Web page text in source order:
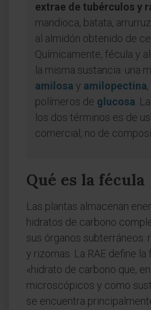
extrae de tubérculos y
mandioca, batata,
al almidón obtenido de
Químicamente, fécula y
la misma sustancia: una
amilosa y amilopectina
polímeros de glucosa .
los dos términos es de
comercial, no de
Qué es la fécula
Las plantas almacenan
hidratos de carbono
sus órganos subterráneos:
y rizomas. La RAE define
«hidrato de carbono que,
microscópicos y como
se encuentra